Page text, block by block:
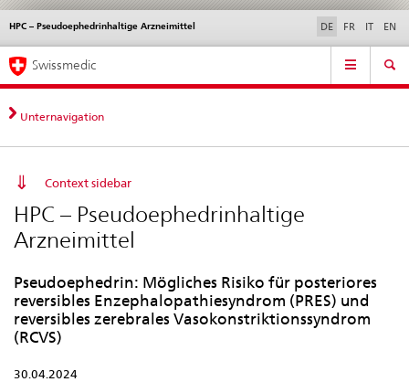
Direktnavigation
News,
Rechtsgrundlagen,
Kontakt
News & Updates Kontakt | Support & Hilfe
HPC – Pseudoephedrinhaltige Arzneimittel
Sprachwahl DE FR IT EN
Service
Hauptnavigation
Swissmedic
Unternavigation
Context sidebar
HPC – Pseudoephedrinhaltige
Arzneimittel
Pseudoephedrin: Mögliches Risiko für posteriores
reversibles Enzephalopathiesyndrom (PRES) und
reversibles zerebrales Vasokonstriktionssyndrom
(RCVS)
30.04.2024